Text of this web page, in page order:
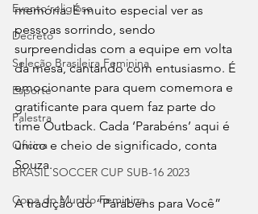
Evento religioso
Decreto
Seleção Brasileira Feminina
Esporte
Palestra
Oficina
BRASIL SOCCER CUP SUB-16 2023
Copa do Mundo Feminina
memória. É muito especial ver as
pessoas sorrindo, sendo
surpreendidas com a equipe em volta
da mesa, cantando com entusiasmo. É
emocionante para quem comemora e
gratificante para quem faz parte do
time Outback. Cada ‘Parabéns’ aqui é
único e cheio de significado, conta
Souza.
A tradição do “Parabéns para Você”